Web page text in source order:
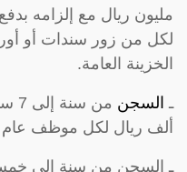
مليون ريال مع إلزامه
لكل من زور سندات أو
الخزينة العامة.
ـ السجن
ألف ريال لكل موظف عام
ـ السجن من سنة إلى